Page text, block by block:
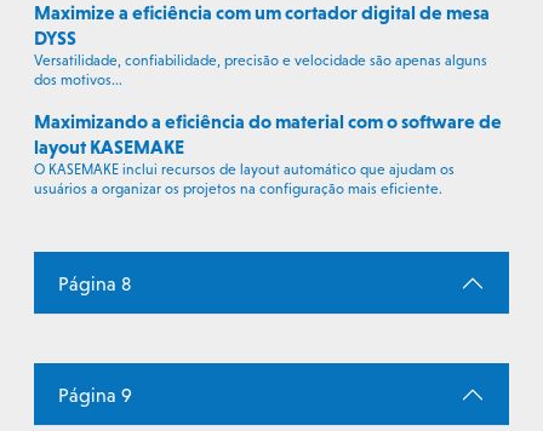
Maximize a eficiência com um cortador digital de mesa
DYSS
Versatilidade, confiabilidade, precisão e velocidade são apenas alguns
dos motivos...
Maximizando a eficiência do material com o software de
layout KASEMAKE
O KASEMAKE inclui recursos de layout automático que ajudam os
usuários a organizar os projetos na configuração mais eficiente.
Página 8
Página 9